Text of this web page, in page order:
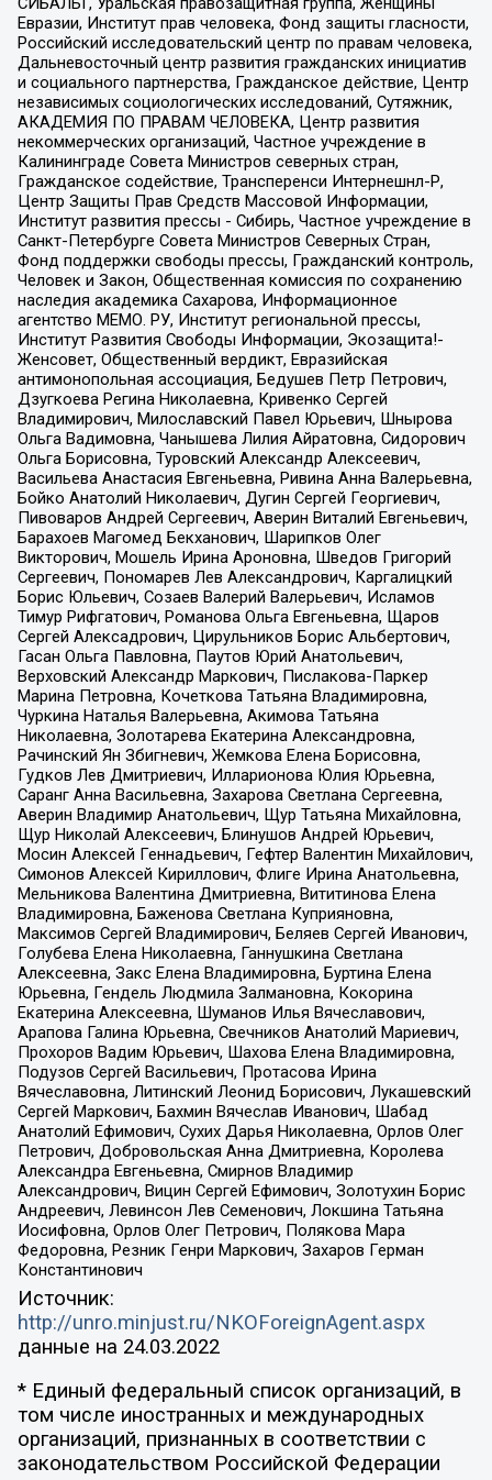
Евразии, Институт прав человека, Фонд защиты гласности,
Российский исследовательский центр по правам человека,
Дальневосточный центр развития гражданских инициатив
и социального партнерства, Гражданское действие, Центр
независимых социологических исследований, Сутяжник,
АКАДЕМИЯ ПО ПРАВАМ ЧЕЛОВЕКА, Центр развития
некоммерческих организаций, Частное учреждение в
Калининграде Совета Министров северных стран,
Гражданское содействие, Трансперенси Интернешнл-Р,
Центр Защиты Прав Средств Массовой Информации,
Институт развития прессы - Сибирь, Частное учреждение в
Санкт-Петербурге Совета Министров Северных Стран,
Фонд поддержки свободы прессы, Гражданский контроль,
Человек и Закон, Общественная комиссия по сохранению
наследия академика Сахарова, Информационное
агентство МЕМО. РУ, Институт региональной прессы,
Институт Развития Свободы Информации, Экозащита!-
Женсовет, Общественный вердикт, Евразийская
антимонопольная ассоциация, Бедушев Петр Петрович,
Дзугкоева Регина Николаевна, Кривенко Сергей
Владимирович, Милославский Павел Юрьевич, Шнырова
Ольга Вадимовна, Чанышева Лилия Айратовна, Сидорович
Ольга Борисовна, Туровский Александр Алексеевич,
Васильева Анастасия Евгеньевна, Ривина Анна Валерьевна,
Бойко Анатолий Николаевич, Дугин Сергей Георгиевич,
Пивоваров Андрей Сергеевич, Аверин Виталий Евгеньевич,
Барахоев Магомед Бекханович, Шарипков Олег
Викторович, Мошель Ирина Ароновна, Шведов Григорий
Сергеевич, Пономарев Лев Александрович, Каргалицкий
Борис Юльевич, Созаев Валерий Валерьевич, Исламов
Тимур Рифгатович, Романова Ольга Евгеньевна, Щаров
Сергей Алексадрович, Цирульников Борис Альбертович,
Гасан Ольга Павловна, Паутов Юрий Анатольевич,
Верховский Александр Маркович, Пислакова-Паркер
Марина Петровна, Кочеткова Татьяна Владимировна,
Чуркина Наталья Валерьевна, Акимова Татьяна
Николаевна, Золотарева Екатерина Александровна,
Рачинский Ян Збигневич, Жемкова Елена Борисовна,
Гудков Лев Дмитриевич, Илларионова Юлия Юрьевна,
Саранг Анна Васильевна, Захарова Светлана Сергеевна,
Аверин Владимир Анатольевич, Щур Татьяна Михайловна,
Щур Николай Алексеевич, Блинушов Андрей Юрьевич,
Мосин Алексей Геннадьевич, Гефтер Валентин Михайлович,
Симонов Алексей Кириллович, Флиге Ирина Анатольевна,
Мельникова Валентина Дмитриевна, Вититинова Елена
Владимировна, Баженова Светлана Куприяновна,
Максимов Сергей Владимирович, Беляев Сергей Иванович,
Голубева Елена Николаевна, Ганнушкина Светлана
Алексеевна, Закс Елена Владимировна, Буртина Елена
Юрьевна, Гендель Людмила Залмановна, Кокорина
Екатерина Алексеевна, Шуманов Илья Вячеславович,
Арапова Галина Юрьевна, Свечников Анатолий Мариевич,
Прохоров Вадим Юрьевич, Шахова Елена Владимировна,
Подузов Сергей Васильевич, Протасова Ирина
Вячеславовна, Литинский Леонид Борисович, Лукашевский
Сергей Маркович, Бахмин Вячеслав Иванович, Шабад
Анатолий Ефимович, Сухих Дарья Николаевна, Орлов Олег
Петрович, Добровольская Анна Дмитриевна, Королева
Александра Евгеньевна, Смирнов Владимир
Александрович, Вицин Сергей Ефимович, Золотухин Борис
Андреевич, Левинсон Лев Семенович, Локшина Татьяна
Иосифовна, Орлов Олег Петрович, Полякова Мара
Федоровна, Резник Генри Маркович, Захаров Герман
Константинович
Источник:
http://unro.minjust.ru/NKOForeignAgent.aspx
данные на 24.03.2022
* Единый федеральный список организаций, в
том числе иностранных и международных
организаций, признанных в соответствии с
законодательством Российской Федерации